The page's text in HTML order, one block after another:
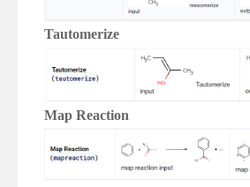
Tautomerize
Map Reaction